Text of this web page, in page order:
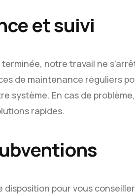
et suivi
notre travail ne
de maintenance réguliers
système. En cas de
rapides.
disposition pour vous